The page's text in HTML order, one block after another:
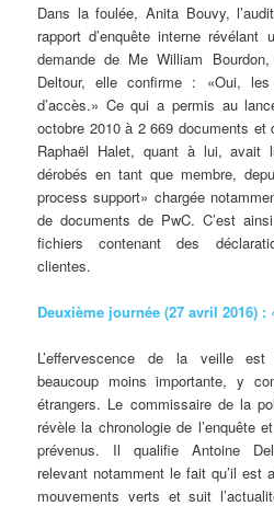
Dans la foulée, Anita Bouvy,
rapport d’enquête interne
demande de Me William Bourdon,
Deltour, elle confirme : «Oui,
d’accès.» Ce qui a permis au
octobre 2010 à 2 669 documents
Raphaël Halet, quant à lui, avait
dérobés en tant que membre,
process support» chargée
de documents de PwC. C’est
fichiers contenant des
clientes.
Deuxième journée (27 avril 2016)
L’effervescence de la veille est
beaucoup moins importante, y
étrangers. Le commissaire de la
révèle la chronologie de l’enquête
prévenus. Il qualifie Antoine
relevant notamment le fait qu’il est
mouvements verts et suit